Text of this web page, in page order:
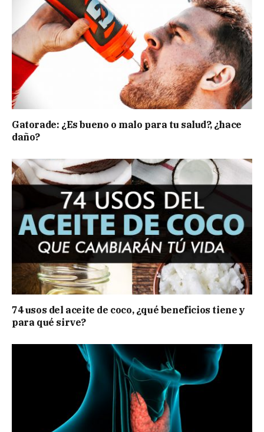
Gatorade: ¿Es bueno o malo para tu salud?, ¿hace
daño?
74 usos del aceite de coco, ¿qué beneficios tiene y
para qué sirve?